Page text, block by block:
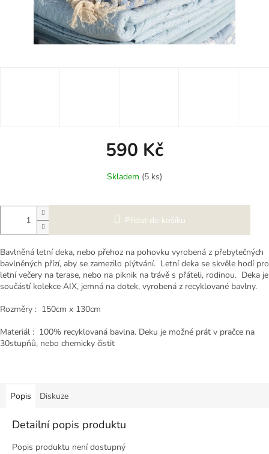
590 Kč
Měrná
cena:
Skladem (5 ks)
Přidat do košíku
Bavlněná letní deka, nebo přehoz na pohovku vyrobená z přebytečných
bavlněných přízí, aby se zamezilo plýtvání. Letní deka se skvěle hodí pro
letní večery na terase, nebo na piknik na trávě s přáteli, rodinou. Deka je
součástí kolekce AIX, jemná na dotek, vyrobená z recyklované bavlny.
Rozměry : 150cm x 130cm
Materiál : 100% recyklovaná bavlna. Deku je možné prát v pračce na
30stupňů, nebo chemicky čistit
Popis Diskuze
Detailní popis produktu
Popis produktu není dostupný